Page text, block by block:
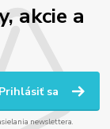
akcie a
Prihlásiť sa
newslettera.